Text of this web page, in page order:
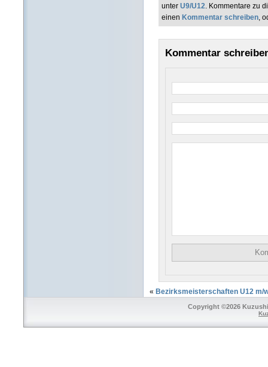
unter U9/U12. Kommentare zu
einen Kommentar schreiben,
Kommentar
« Bezirksmeisterschaften U12 m/
Copyright ©2026